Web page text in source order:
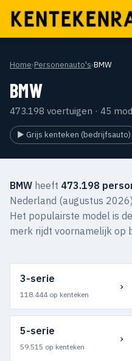
Home›Personenauto's›BMW
BMW
473.198 voertuigen · 45
▶ Grijs kenteken (bedrijfsauto)
BMW heeft 473.198
Nederland (augustus
Het populairste model is de
merk rijdt voornamelijk op
3-serie
118.444 op kenteken
›
5-serie
59.515 op kenteken
›